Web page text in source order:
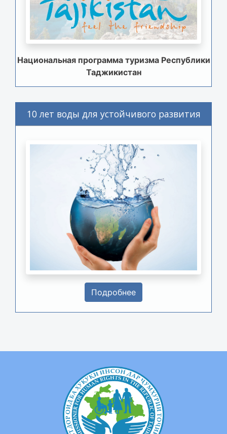
Национальная программа туризма Республики
Таджикистан
10 лет воды для устойчивого развития
Подробнее